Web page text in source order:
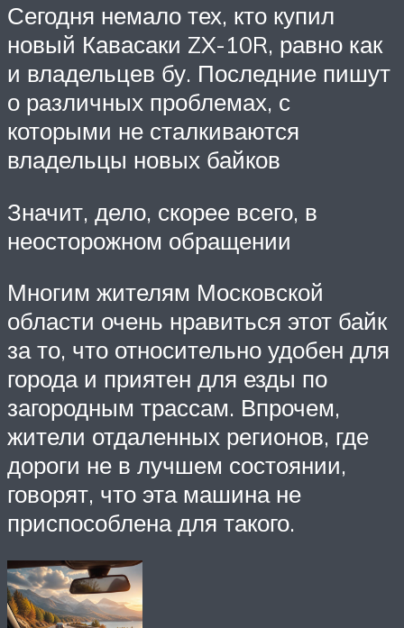
Сегодня немало тех, кто купил
новый Кавасаки ZX-10R, равно как
и владельцев бу. Последние пишут
о различных проблемах, с
которыми не сталкиваются
владельцы новых байков
Значит, дело, скорее всего, в
неосторожном обращении
Многим жителям Московской
области очень нравиться этот байк
за то, что относительно удобен для
города и приятен для езды по
загородным трассам. Впрочем,
жители отдаленных регионов, где
дороги не в лучшем состоянии,
говорят, что эта машина не
приспособлена для такого.